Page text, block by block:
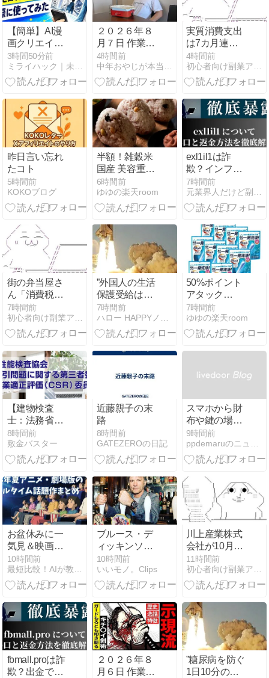
【簡単】AI漫
画クリエイタ
ーを使ってみ
た感想！絵心
ゼロでも本格
3時間50分前
２０２６年８
月７日 作業予
定報告
4時間前
実質消費支出
は7カ月連続
のマイナス、
前年同月比
3.3%減－6月
4時間前
昨日言い忘れ
たコト
5時間前
KOKOブログ
半額！雑穀米
国産 美容重視
ビューティー
ブレンド
6時間前
ゆゆの楽天room
exl1il1は詐
欺？インフル
エンサー案件
の闇を元業者
が暴露！出金
手口と評判
7時間前
街の弁当屋さ
ん「消費税が
下がっても値
下げしませ
ん」
7時間前
”外国人の生活
保護受給は憲
法違反・・中
国人の生活保
護不正受給で
万円、本国に
7時間前
50%ポイント
アタック
ZERO パーフ
ェクトスティ
ック
7時間前
ゆゆの楽天room
【建物検査
士：法務省認
証 日本不動産
仲裁機構
（ADR）の
資格』
8時間前
敷金バスター
近藤親子の末
路
8時間前
GATEZEROの日記
スマホから財
布や鍵の場所
がわかる！
「エレコム ス
マートトラッ
徹底レビュー
9時間前
お盆休みに一
気見＆映画館
で観るならコ
レ！2026年夏
アニメ・劇場
イム話題作ま
とめ
10時間前
ブルース・デ
ィッキンソン
(アイアン・メ
イデン)
10時間前
いいモノ。Clips
川上産業株式
会社が10月よ
りプチプチ株
式会社に社名
変更
11時間前
fbmall.proは詐
欺？出金でき
２０２６年８
月６日 作業報
”糖尿病を防ぐ
1日10分の簡